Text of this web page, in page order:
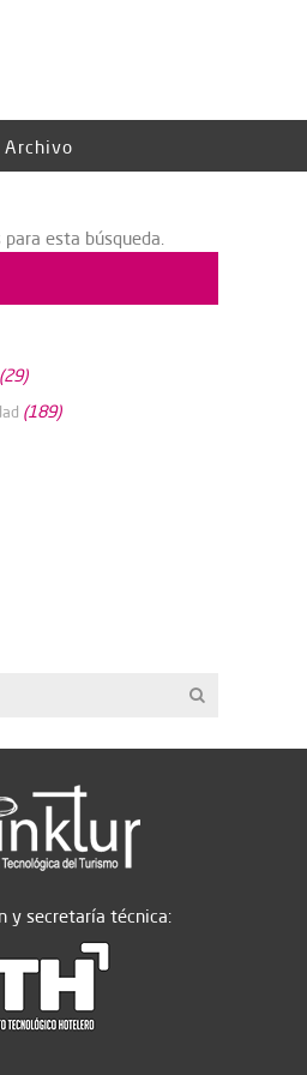
Archivo
esta búsqueda.
(29)
(189)
y secretaría técnica: